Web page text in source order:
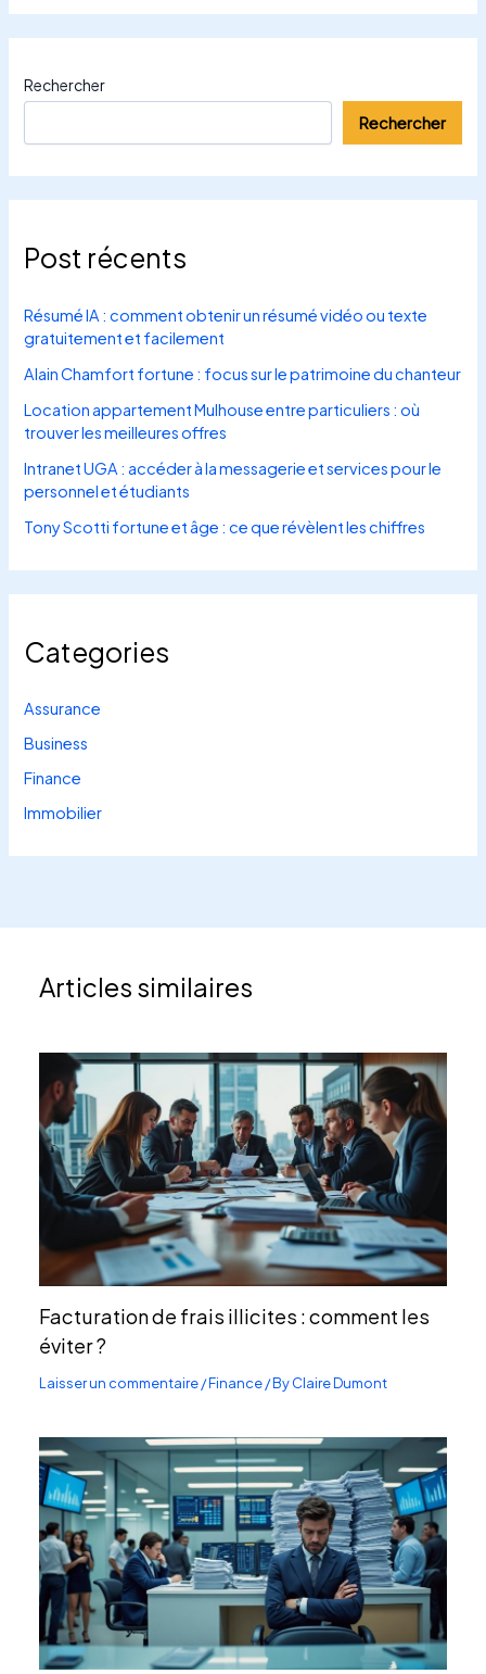
Rechercher
Rechercher
Post récents
Résumé IA : comment obtenir un résumé vidéo ou texte
gratuitement et facilement
Alain Chamfort fortune : focus sur le patrimoine du chanteur
Location appartement Mulhouse entre particuliers : où
trouver les meilleures offres
Intranet UGA : accéder à la messagerie et services pour le
personnel et étudiants
Tony Scotti fortune et âge : ce que révèlent les chiffres
Categories
Assurance
Business
Finance
Immobilier
Articles similaires
Facturation de frais illicites : comment les
éviter ?
Laisser un commentaire/Finance/ ByClaire Dumont